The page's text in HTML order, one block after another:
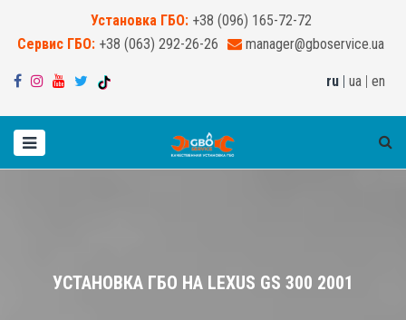
Установка ГБО: +38 (096) 165-72-72
Сервис ГБО: +38 (063) 292-26-26 manager@gboservice.ua
ru | ua | en
УСТАНОВКА ГБО НА LEXUS GS 300 2001